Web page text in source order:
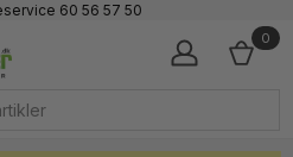
60 56 57 50
i hele landet
0